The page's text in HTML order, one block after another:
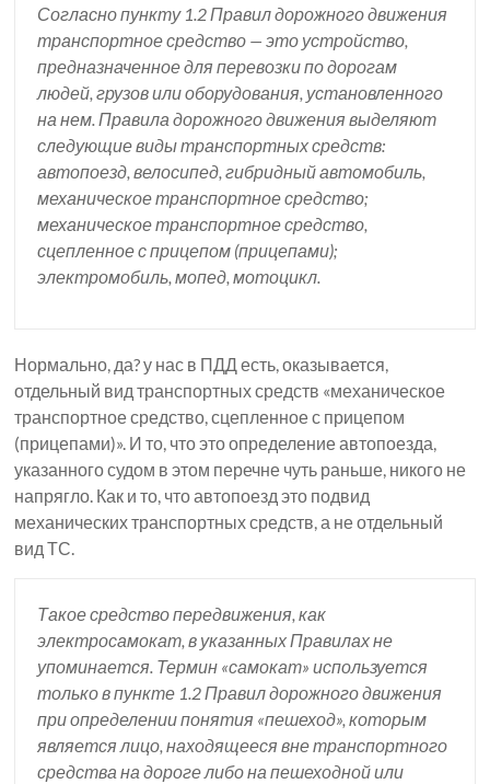
Согласно пункту 1.2 Правил дорожного движения
транспортное средство — это устройство,
предназначенное для перевозки по дорогам
людей, грузов или оборудования, установленного
на нем. Правила дорожного движения выделяют
следующие виды транспортных средств:
автопоезд, велосипед, гибридный автомобиль,
механическое транспортное средство;
механическое транспортное средство,
сцепленное с прицепом (прицепами);
электромобиль, мопед, мотоцикл.
Нормально, да? у нас в ПДД есть, оказывается,
отдельный вид транспортных средств «механическое
транспортное средство, сцепленное с прицепом
(прицепами)». И то, что это определение автопоезда,
указанного судом в этом перечне чуть раньше, никого не
напрягло. Как и то, что автопоезд это подвид
механических транспортных средств, а не отдельный
вид ТС.
Такое средство передвижения, как
электросамокат, в указанных Правилах не
упоминается. Термин «самокат» используется
только в пункте 1.2 Правил дорожного движения
при определении понятия «пешеход», которым
является лицо, находящееся вне транспортного
средства на дороге либо на пешеходной или